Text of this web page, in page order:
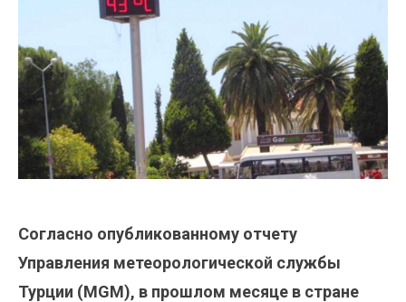
Согласно опубликованному отчету
Управления метеорологической службы
Турции (MGM), в прошлом месяце в стране